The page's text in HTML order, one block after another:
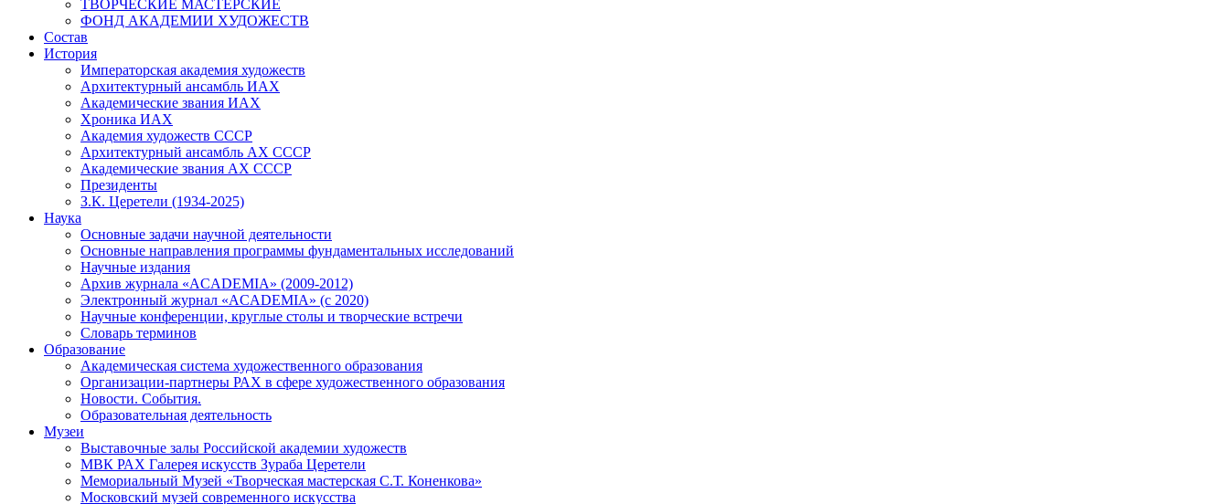
ТВОРЧЕСКИЕ МАСТЕРСКИЕ
ФОНД АКАДЕМИИ ХУДОЖЕСТВ
Состав
История
Императорская академия художеств
Архитектурный ансамбль ИАХ
Академические звания ИАХ
Хроника ИАХ
Академия художеств СССР
Архитектурный ансамбль АХ СССР
Академические звания АХ СССР
Президенты
З.К. Церетели (1934-2025)
Наука
Основные задачи научной деятельности
Основные направления программы фундаментальных исследований
Научные издания
Архив журнала «ACADEMIA» (2009-2012)
Электронный журнал «ACADEMIA» (с 2020)
Научные конференции, круглые столы и творческие встречи
Словарь терминов
Образование
Академическая система художественного образования
Организации-партнеры РАХ в сфере художественного образования
Новости. События.
Образовательная деятельность
Музеи
Выставочные залы Российской академии художеств
МВК РАХ Галерея искусств Зураба Церетели
Мемориальный Музей «Творческая мастерская С.Т. Коненкова»
Московский музей современного искусства